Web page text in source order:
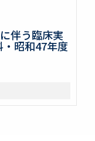
伴う臨床実
昭和47年度